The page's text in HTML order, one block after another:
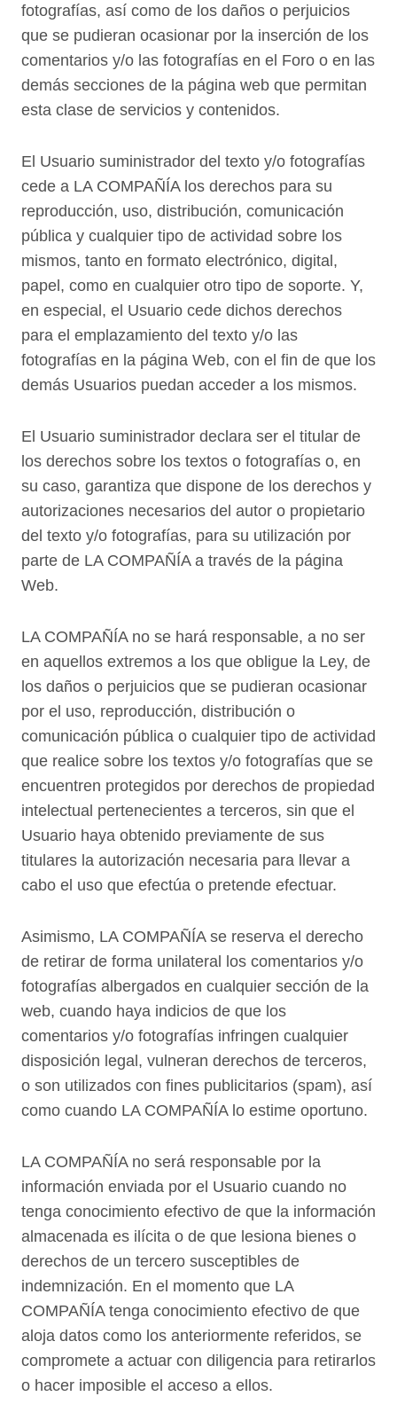
fotografías, así como de los daños o perjuicios
que se pudieran ocasionar por la inserción de los
comentarios y/o las fotografías en el Foro o en las
demás secciones de la página web que permitan
esta clase de servicios y contenidos.
El Usuario suministrador del texto y/o fotografías
cede a LA COMPAÑÍA los derechos para su
reproducción, uso, distribución, comunicación
pública y cualquier tipo de actividad sobre los
mismos, tanto en formato electrónico, digital,
papel, como en cualquier otro tipo de soporte. Y,
en especial, el Usuario cede dichos derechos
para el emplazamiento del texto y/o las
fotografías en la página Web, con el fin de que los
demás Usuarios puedan acceder a los mismos.
El Usuario suministrador declara ser el titular de
los derechos sobre los textos o fotografías o, en
su caso, garantiza que dispone de los derechos y
autorizaciones necesarios del autor o propietario
del texto y/o fotografías, para su utilización por
parte de LA COMPAÑÍA a través de la página
Web.
LA COMPAÑÍA no se hará responsable, a no ser
en aquellos extremos a los que obligue la Ley, de
los daños o perjuicios que se pudieran ocasionar
por el uso, reproducción, distribución o
comunicación pública o cualquier tipo de actividad
que realice sobre los textos y/o fotografías que se
encuentren protegidos por derechos de propiedad
intelectual pertenecientes a terceros, sin que el
Usuario haya obtenido previamente de sus
titulares la autorización necesaria para llevar a
cabo el uso que efectúa o pretende efectuar.
Asimismo, LA COMPAÑÍA se reserva el derecho
de retirar de forma unilateral los comentarios y/o
fotografías albergados en cualquier sección de la
web, cuando haya indicios de que los
comentarios y/o fotografías infringen cualquier
disposición legal, vulneran derechos de terceros,
o son utilizados con fines publicitarios (spam), así
como cuando LA COMPAÑÍA lo estime oportuno.
LA COMPAÑÍA no será responsable por la
información enviada por el Usuario cuando no
tenga conocimiento efectivo de que la información
almacenada es ilícita o de que lesiona bienes o
derechos de un tercero susceptibles de
indemnización. En el momento que LA
COMPAÑÍA tenga conocimiento efectivo de que
aloja datos como los anteriormente referidos, se
compromete a actuar con diligencia para retirarlos
o hacer imposible el acceso a ellos.